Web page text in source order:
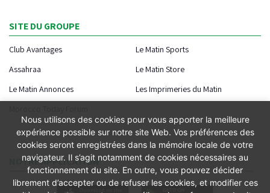
SITE DU GROUPE
Club Avantages
Le Matin Sports
Assahraa
Le Matin Store
Le Matin Annonces
Les Imprimeries du Matin
NOTRE APPLICATION
Nous utilisons des cookies pour vous apporter la meilleure
expérience possible sur notre site Web. Vos préférences des
cookies seront enregistrées dans la mémoire locale de votre
navigateur. Il s’agit notamment de cookies nécessaires au
fonctionnement du site. En outre, vous pouvez décider
librement d’accepter ou de refuser les cookies, et modifier ces